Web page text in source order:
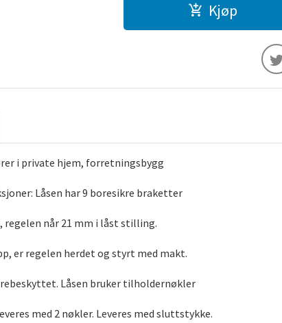
Kjøp
i private hjem, forretningsbygg
Låsen har 9 boresikre braketter
regelen når 21 mm i låst stilling.
er regelen herdet og styrt med makt.
Låsen bruker tilholdernøkler
med 2 nøkler. Leveres med sluttstykke.